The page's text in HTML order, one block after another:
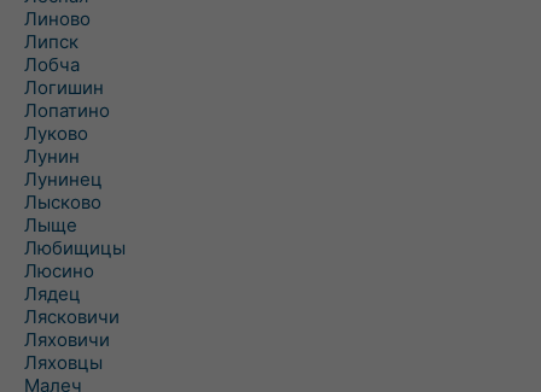
Линово
Липск
Лобча
Логишин
Лопатино
Луково
Лунин
Лунинец
Лысково
Лыще
Любищицы
Люсино
Лядец
Лясковичи
Ляховичи
Ляховцы
Малеч